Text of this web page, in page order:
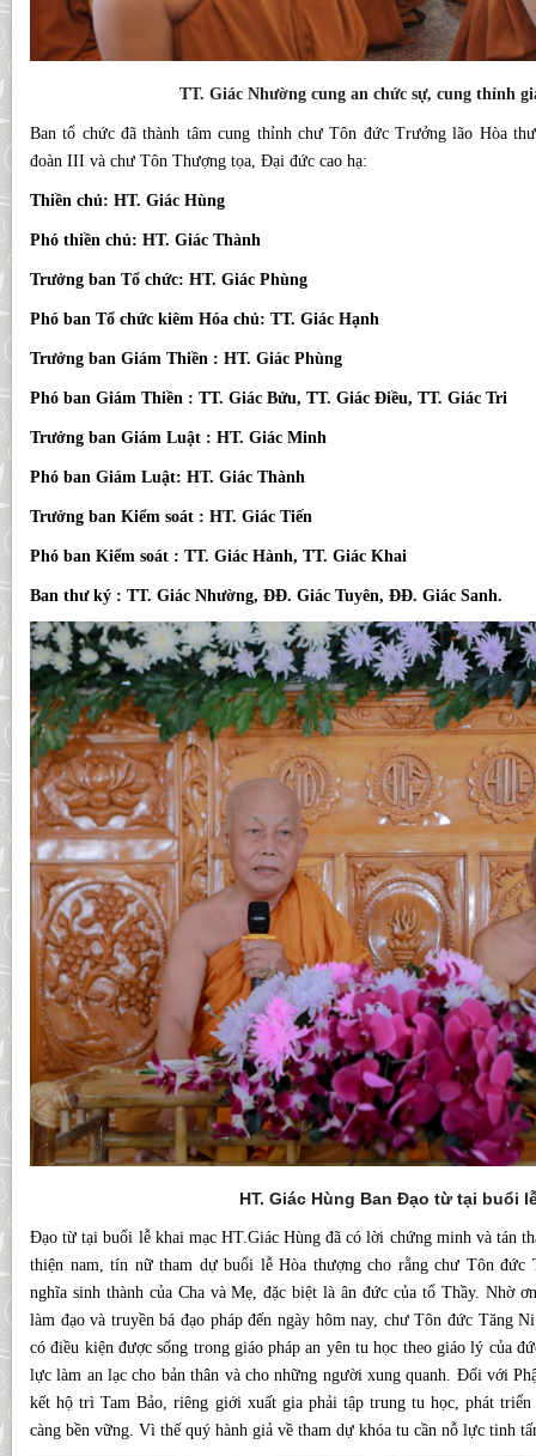
TT. Giác Nhường cung an chức sự, cung thỉnh
Ban tổ chức đã thành tâm cung thỉnh chư Tôn đức Trưởng lão Hòa
đoàn III và chư Tôn Thượng tọa, Đại đức cao hạ:
Thiền chủ: HT. Giác Hùng
Phó thiền chủ: HT. Giác Thành
Trưởng ban Tổ chức: HT. Giác Phùng
Phó ban Tổ chức kiêm Hóa chủ: TT. Giác Hạnh
Trưởng ban Giám Thiền : HT. Giác Phùng
Phó ban Giám Thiền : TT. Giác Bửu, TT. Giác Điều, TT. Giác Tri
Trưởng ban Giám Luật : HT. Giác Minh
Phó ban Giám Luật: HT. Giác Thành
Trưởng ban Kiểm soát : HT. Giác Tiến
Phó ban Kiểm soát : TT. Giác Hành, TT. Giác Khai
Ban thư ký : TT. Giác Nhường, ĐĐ. Giác Tuyên, ĐĐ. Giác Sanh.
HT. Giác Hùng Ban Đạo từ tại buổi
Đạo từ tại buổi lễ khai mạc HT.Giác Hùng đã có lời chứng minh và tán
thiện nam, tín nữ tham dự buổi lễ Hòa thượng cho rằng chư Tôn đức
nghĩa sinh thành của Cha và Mẹ, đặc biệt là ân đức của tổ Thầy. Nhờ
làm đạo và truyền bá đạo pháp đến ngày hôm nay, chư Tôn đức Tăng
có điều kiện được sống trong giáo pháp an yên tu học theo giáo lý của
lực làm an lạc cho bản thân và cho những người xung quanh. Đối với
kết hộ trì Tam Bảo, riêng giới xuất gia phải tập trung tu học, phát triển
càng bền vững. Vì thế quý hành giả về tham dự khóa tu cần nỗ lực tinh